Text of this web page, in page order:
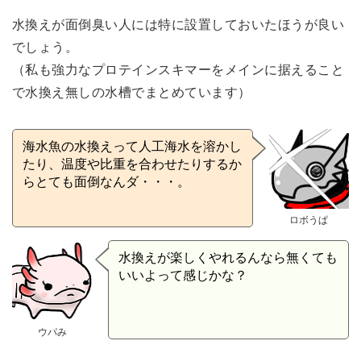
水換えが面倒臭い人には特に設置しておいたほうが良い
でしょう。
（私も強力なプロテインスキマーをメインに据えること
で水換え無しの水槽でまとめています）
海水魚の水換えって人工海水を溶かし
たり、温度や比重を合わせたりするか
らとても面倒なんダ・・・。
ロボうぱ
ウパみ
水換えが楽しくやれるんなら無くても
いいよって感じかな？